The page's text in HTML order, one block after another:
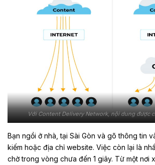
Với Content Delivery Network, nội dung được
Bạn ngồi ở nhà, tại Sài Gòn và gõ thông tin
kiếm hoặc địa chỉ website. Việc còn lại là
chờ trong vòng chưa đến 1 giây. Từ một nơi